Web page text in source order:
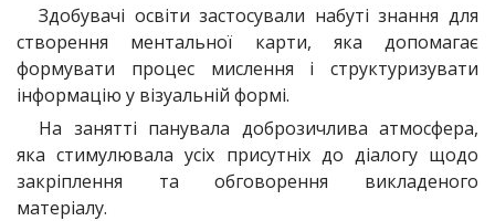
Здобувачі освіти застосували набуті знання для
створення ментальної карти, яка допомагає
формувати процес мислення і структуризувати
інформацію у візуальній формі.
На занятті панувала доброзичлива атмосфера,
яка стимулювала усіх присутніх до діалогу щодо
закріплення та обговорення викладеного
матеріалу.